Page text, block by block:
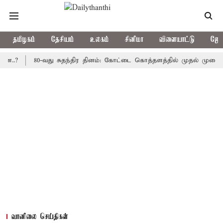
தமிழகம் தேசியம் உலகம் சினிமா விளையாட்டு
80-வது சுதந்திர தினம்: கோட்டை கொத்தளத்தில் முதல் முறையாக
வானிலை செய்திகள்